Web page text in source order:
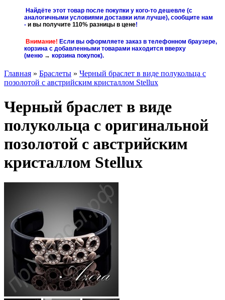
Найдёте этот товар после покупки у кого-то дешевле (с
аналогичными условиями доставки или лучше), сообщите нам
- и вы получите 110% разницы в цене!
Внимание! Если вы оформляете заказ в телефонном браузере,
корзина с добавленными товарами находится вверху
(меню → корзина покупок).
Главная » Браслеты » Черный браслет в виде полукольца с
позолотой с австрийским кристаллом Stellux
Черный браслет в виде
полукольца с оригинальной
позолотой с австрийским
кристаллом Stellux